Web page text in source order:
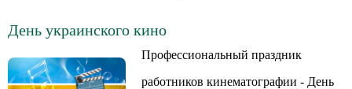
День украинского кино
Профессиональный праздник
работников кинематографии - День